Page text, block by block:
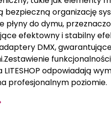
bezpieczną organizację
płyny do dymu,
efektowny i stabilny
DMX,
LITESHOP odpowiadają
profesjonalnym poziomie.